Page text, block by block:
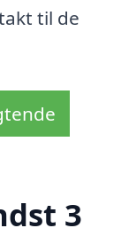
til de
3